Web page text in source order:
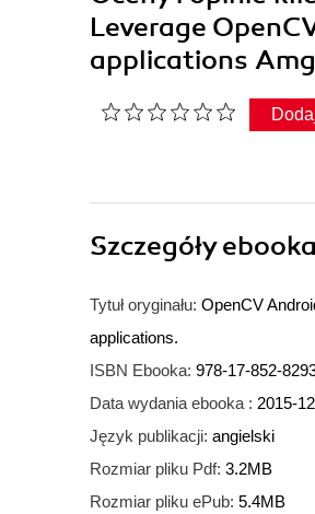
Leverage
applications
Szczegółyebooka
Tytuł oryginału: OpenCV
applications.
ISBN Ebooka: 978-17-852-
Data wydania ebooka : 2015-
Język publikacji: angielski
Rozmiar pliku Pdf: 3.2MB
Rozmiar pliku ePub: 5.4MB